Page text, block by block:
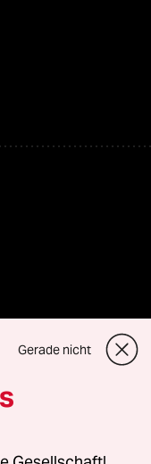
oder für Genehmigungen
Gerade nicht